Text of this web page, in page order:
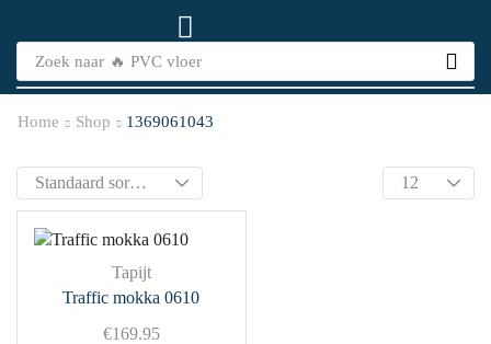
Zoek naar 🔥 PVC vloer
Home Shop 1369061043
Tapijt
Traffic mokka 0610
€169.95